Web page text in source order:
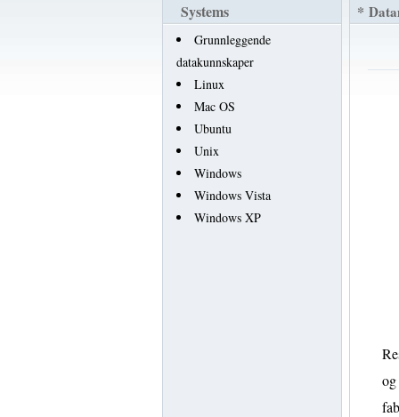
Systems
Grunnleggende
datakunnskaper
Linux
Mac OS
Ubuntu
Unix
Windows
Windows Vista
Windows XP
*